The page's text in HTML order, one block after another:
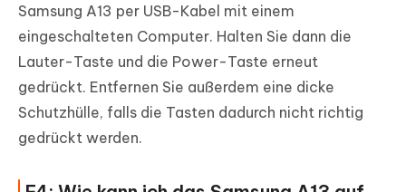
Samsung A13 per USB-Kabel mit einem
eingeschalteten Computer. Halten Sie dann die
Lauter-Taste und die Power-Taste erneut
gedrückt. Entfernen Sie außerdem eine dicke
Schutzhülle, falls die Tasten dadurch nicht richtig
gedrückt werden.